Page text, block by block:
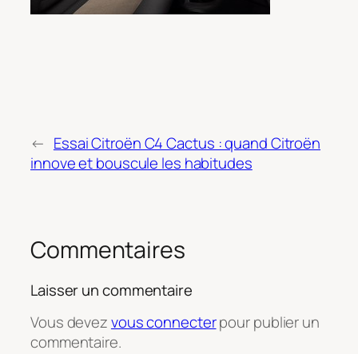
← Essai Citroën C4 Cactus : quand Citroën
innove et bouscule les habitudes
Commentaires
Laisser un commentaire
Vous devezvous connecterpour publier un
commentaire.